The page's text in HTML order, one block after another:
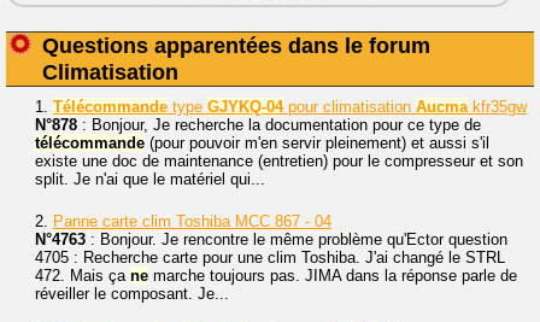
Questions apparentées dans le forum
Climatisation
1. Télécommande type GJYKQ-04pour climatisation Aucma kfr35gw
N°878 : Bonjour, Je recherche la documentation pour ce type de
télécommande (pour pouvoir m'en servir pleinement) et aussi s'il
existe une doc de maintenance (entretien) pour le compresseur et son
split. Je n'ai que le matériel qui...
2.
Panne carte clim Toshiba MCC 867 - 04
N°4763 : Bonjour. Je rencontre le même problème qu'Ector question
4705 : Recherche carte pour une clim Toshiba. J'ai changé le STRL
472. Mais ça ne marche toujours pas. JIMA dans la réponse parle de
réveiller le composant. Je...